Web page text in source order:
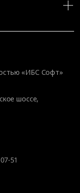
«ИБС Софт»
шоссе,
51